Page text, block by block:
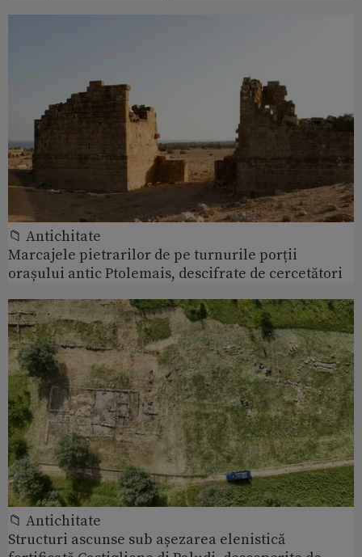
📁 Antichitate
Marcajele pietrarilor de pe turnurile porții
orașului antic Ptolemais, descifrate de cercetători
📁 Antichitate
Structuri ascunse sub așezarea elenistică